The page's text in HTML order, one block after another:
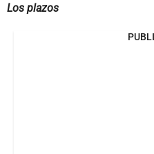
Los plazos